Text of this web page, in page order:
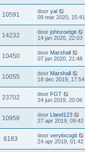
10591 door yal
09 mar 2020, 15:41
14232 door johnzoetgti
14 jan 2020, 22:03
10450 door Marshall
07 jan 2020, 21:48
10055 door Marshall
18 dec 2019, 17:54
23702 door FGT
24 jun 2019, 20:06
10958 door Lland123
27 apr 2019, 09:42
8183 door verylocogti
24 apr 2019, 01:42